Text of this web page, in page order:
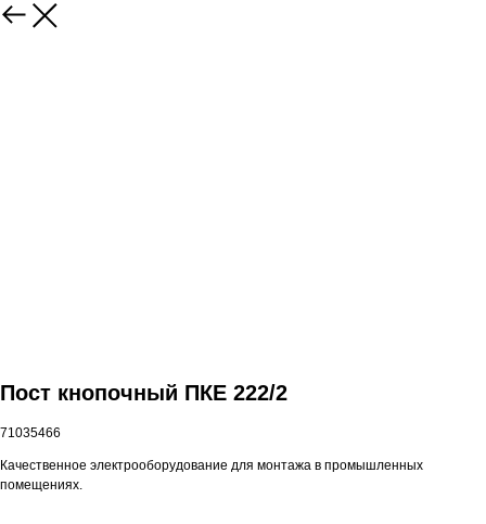
Пост кнопочный ПКЕ 222/2
71035466
Качественное электрооборудование для монтажа в промышленных
помещениях.